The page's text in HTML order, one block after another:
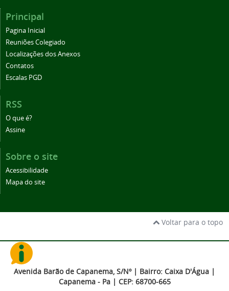
Principal
Pagina Inicial
Reuniões Colegiado
Localizações dos Anexos
Contatos
Escalas PGD
RSS
O que é?
Assine
Sobre o site
Acessibilidade
Mapa do site
Voltar para o topo
Avenida Barão de Capanema, S/Nº | Bairro: Caixa D'Água |
Capanema - Pa | CEP: 68700-665